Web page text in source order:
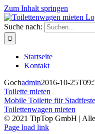
Zum Inhalt springen
Suche nach:
Startseite
Kontakt
Gochadmin2016-10-
Toilette mieten
Mobile Toilette für Stadtfeste
Toilettenwagen mieten
© 2021 TipTop GmbH |
Page load link